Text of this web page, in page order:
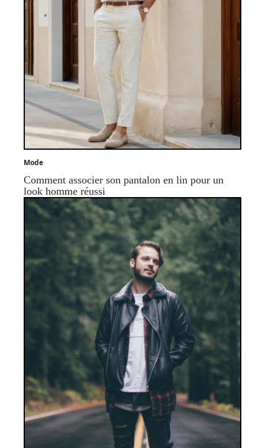
Mode
Comment associer son pantalon en lin pour un
look homme réussi